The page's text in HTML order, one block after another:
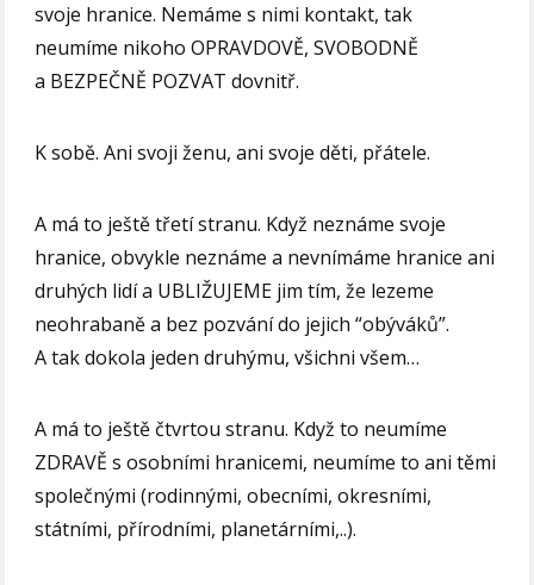
svoje hranice. Nemáme s nimi kontakt, tak
neumíme nikoho OPRAVDOVĚ, SVOBODNĚ
a BEZPEČNĚ POZVAT dovnitř.
K sobě. Ani svoji ženu, ani svoje děti, přátele.
A má to ještě třetí stranu. Když neznáme svoje
hranice, obvykle neznáme a nevnímáme hranice ani
druhých lidí a UBLIŽUJEME jim tím, že lezeme
neohrabaně a bez pozvání do jejich “obýváků”.
A tak dokola jeden druhýmu, všichni všem…
A má to ještě čtvrtou stranu. Když to neumíme
ZDRAVĚ s osobními hranicemi, neumíme to ani těmi
společnými (rodinnými, obecními, okresními,
státními, přírodními, planetárními,..).